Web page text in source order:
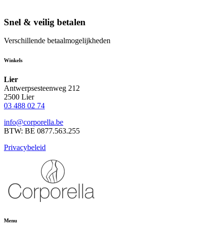
Snel & veilig betalen
Verschillende betaalmogelijkheden
Winkels
Lier
Antwerpsesteenweg 212
2500 Lier
03 488 02 74
info@corporella.be
BTW: BE 0877.563.255
Privacybeleid
Menu